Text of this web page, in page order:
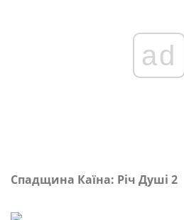
ad
Спадщина Каїна: Річ Душі 2